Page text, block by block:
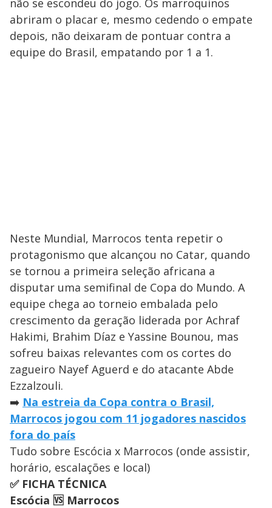
abriram o placar e, mesmo cedendo o empate
depois, não deixaram de pontuar contra a
equipe do Brasil, empatando por 1 a 1.
Neste Mundial, Marrocos tenta repetir o
protagonismo que alcançou no Catar, quando
se tornou a primeira seleção africana a
disputar uma semifinal de Copa do Mundo. A
equipe chega ao torneio embalada pelo
crescimento da geração liderada por Achraf
Hakimi, Brahim Díaz e Yassine Bounou, mas
sofreu baixas relevantes com os cortes do
zagueiro Nayef Aguerd e do atacante Abde
Ezzalzouli.
➡️ Na estreia da Copa contra o Brasil,
Marrocos jogou com 11 jogadores nascidos
fora do país
Tudo sobre Escócia x Marrocos (onde assistir,
horário, escalações e local)
✅ FICHA TÉCNICA
Escócia 🆚 Marrocos